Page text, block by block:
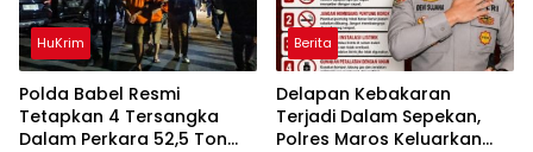
HuKrim
Polda Babel Resmi
Tetapkan 4 Tersangka
Dalam Perkara 52,5 Ton
Berita
Delapan Kebakaran
Terjadi Dalam Sepekan,
Polres Maros Keluarkan